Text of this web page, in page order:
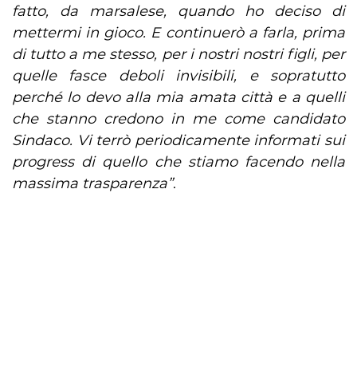
fatto, da marsalese, quando ho deciso di
mettermi in gioco. E continuerò a farla, prima
di tutto a me stesso, per i nostri nostri figli, per
quelle fasce deboli invisibili, e sopratutto
perché lo devo alla mia amata città e a quelli
che stanno credono in me come candidato
Sindaco. Vi terrò periodicamente informati sui
progress di quello che stiamo facendo nella
massima trasparenza”.